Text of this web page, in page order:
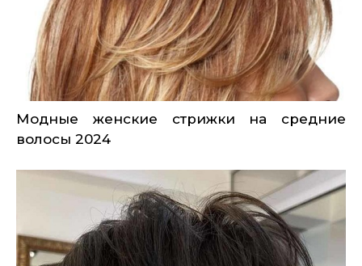
Модные женские стрижки на средние
волосы 2024